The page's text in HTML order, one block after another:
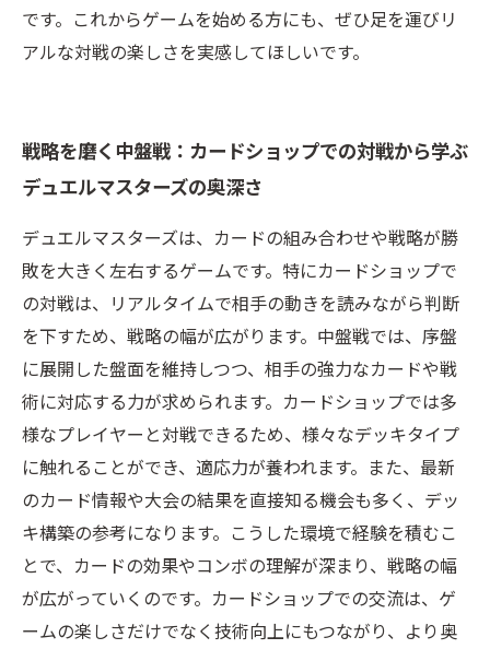
です。これからゲームを始める方にも、ぜひ足を運びリ
アルな対戦の楽しさを実感してほしいです。
戦略を磨く中盤戦：カードショップでの対戦から学ぶ
デュエルマスターズの奥深さ
デュエルマスターズは、カードの組み合わせや戦略が勝
敗を大きく左右するゲームです。特にカードショップで
の対戦は、リアルタイムで相手の動きを読みながら判断
を下すため、戦略の幅が広がります。中盤戦では、序盤
に展開した盤面を維持しつつ、相手の強力なカードや戦
術に対応する力が求められます。カードショップでは多
様なプレイヤーと対戦できるため、様々なデッキタイプ
に触れることができ、適応力が養われます。また、最新
のカード情報や大会の結果を直接知る機会も多く、デッ
キ構築の参考になります。こうした環境で経験を積むこ
とで、カードの効果やコンボの理解が深まり、戦略の幅
が広がっていくのです。カードショップでの交流は、ゲ
ームの楽しさだけでなく技術向上にもつながり、より奥